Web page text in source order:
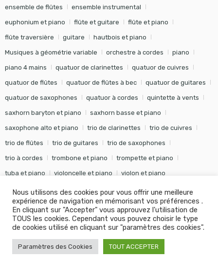
ensemble de flûtes ensemble instrumental
euphonium et piano flûte et guitare flûte et piano
flûte traversière guitare hautbois et piano
Musiques à géométrie variable orchestre à cordes piano
piano 4 mains quatuor de clarinettes quatuor de cuivres
quatuor de flûtes quatuor de flûtes à bec quatuor de guitares
quatuor de saxophones quatuor à cordes quintette à vents
saxhorn baryton et piano saxhorn basse et piano
saxophone alto et piano trio de clarinettes trio de cuivres
trio de flûtes trio de guitares trio de saxophones
trio à cordes trombone et piano trompette et piano
tuba et piano violoncelle et piano violon et piano
© Editions Soldano - Tous droits réservés - Conception Khalid
KANOUF Agence Digitale
Nous utilisons des cookies pour vous offrir une meilleure
expérience de navigation en mémorisant vos préférences .
En cliquant sur "Accepter" vous approuvez l'utilisation de
TOUS les cookies. Cependant vous pouvez choisir le type
de cookies utilisé en cliquant sur "paramètres des cookies".
Paramètres des Cookies TOUT ACCEPTER